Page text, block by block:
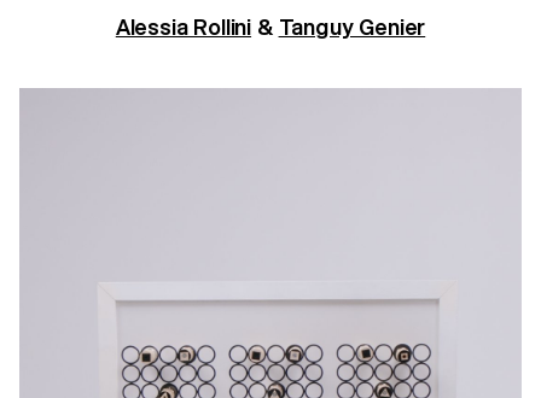
Alessia Rollini & Tanguy Genier